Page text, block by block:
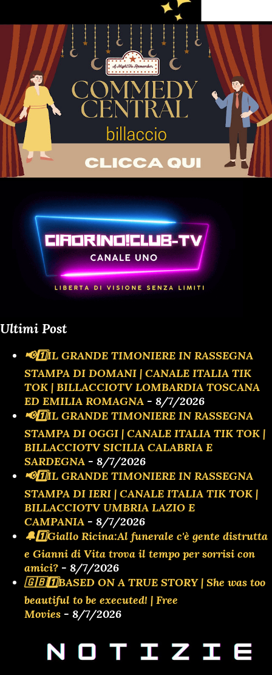
Ultimi Post
📢1️⃣IL GRANDE TIMONIERE IN RASSEGNA
STAMPA DI DOMANI | CANALE ITALIA TIK
TOK | BILLACCIOTV LOMBARDIA TOSCANA
ED EMILIA ROMAGNA - 8/7/2026
📢1️⃣IL GRANDE TIMONIERE IN RASSEGNA
STAMPA DI OGGI | CANALE ITALIA TIK TOK |
BILLACCIOTV SICILIA CALABRIA E
SARDEGNA - 8/7/2026
📢1️⃣IL GRANDE TIMONIERE IN RASSEGNA
STAMPA DI IERI | CANALE ITALIA TIK TOK |
BILLACCIOTV UMBRIA LAZIO E
CAMPANIA - 8/7/2026
🔔1️⃣Giallo Ricina:Al funerale c'è gente distrutta
e Gianni di Vita trova il tempo per sorrisi con
amici? - 8/7/2026
🇬🇧1️⃣BASED ON A TRUE STORY | She was too
beautiful to be executed! | Free
Movies - 8/7/2026